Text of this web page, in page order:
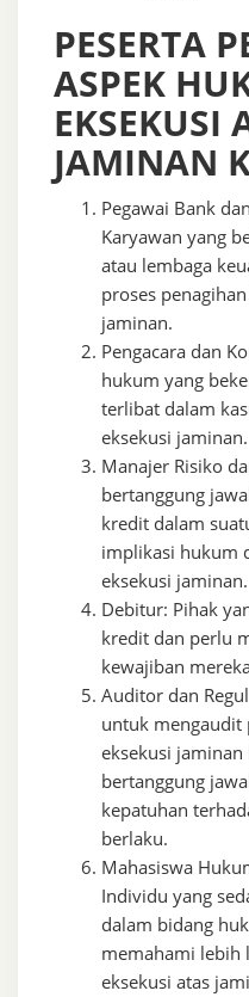
PESERTA
ASPEK
EKSEKUSI
JAMINAN
Pegawai Bank
Karyawan yang
atau lembaga
proses
jaminan.
Pengacara dan
hukum yang
terlibat dalam
eksekusi jaminan.
Manajer Risiko
bertanggung
kredit dalam
implikasi hukum
eksekusi jaminan.
Debitur: Pihak
kredit dan perlu
kewajiban
Auditor dan
untuk mengaudit
eksekusi
bertanggung
kepatuhan
berlaku.
Mahasiswa
Individu yang
dalam bidang
memahami lebih
eksekusi atas